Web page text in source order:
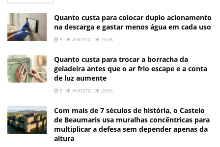
Quanto custa para colocar duplo acionamento
na descarga e gastar menos água em cada uso
5 DE AGOSTO DE 2026
Quanto custa para trocar a borracha da
geladeira antes que o ar frio escape e a conta
de luz aumente
5 DE AGOSTO DE 2026
Com mais de 7 séculos de história, o Castelo
de Beaumaris usa muralhas concêntricas para
multiplicar a defesa sem depender apenas da
altura